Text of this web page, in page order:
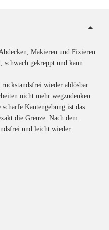
Makieren und Fixieren.
schwach gekreppt und kann
wieder ablösbar.
nicht mehr wegzudenken
Kantengebung ist das
die Grenze. Nach dem
und leicht wieder